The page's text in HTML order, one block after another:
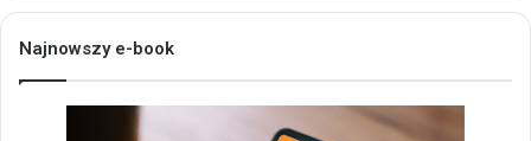
Najnowszy e-book